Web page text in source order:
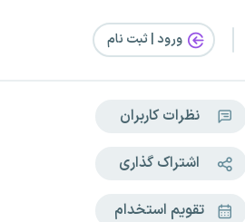
ورود | ثبت‌ نام
نظرات کاربران
اشتراک گذاری
تقویم استخدام